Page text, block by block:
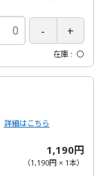
在庫 〇
詳細はこちら
1,190円
（1,190円× 1本）